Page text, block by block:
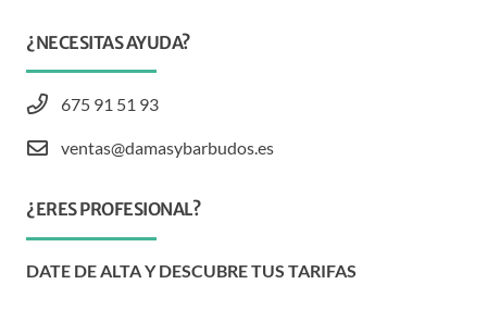
¿NECESITAS AYUDA?
675 91 51 93
ventas@damasybarbudos.es
¿ERES PROFESIONAL?
DATE DE ALTA Y DESCUBRE TUS TARIFAS